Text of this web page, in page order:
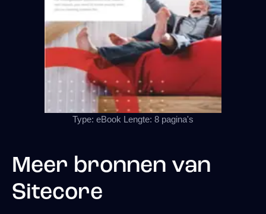
Type: eBook Lengte: 8 pagina's
Meer bronnen van
Sitecore